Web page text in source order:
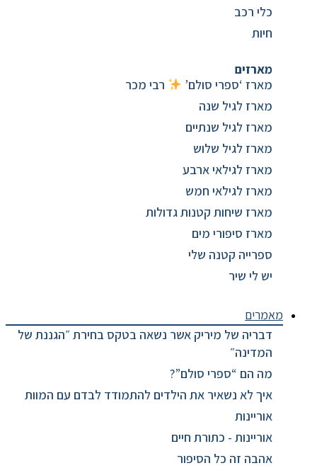
כלי רכב
חיות
מארזים
מארז ‘ספרי סולם’
רבי מכר
מארז לגיל שנה
מארז לגיל שנתיים
מארז לגיל שלוש
מארז לגילאי ארבע
מארז לגילאי חמש
מארז שיחות קטנות גדולות
מארז סיפורי מים
ספרייה קטנה שלי
יש לי שיר
מאמרים
דבריה של מיריק אשר נשאה בטקס בחירת ״הגננת של
המדינה״
מה הם “ספרי סולם”?
איך לא נשאיר את הילדים להתמודד לבדם עם המוות
אוריינות
אוריינות - כתורת חיים
אהבה זה כל הסיפור